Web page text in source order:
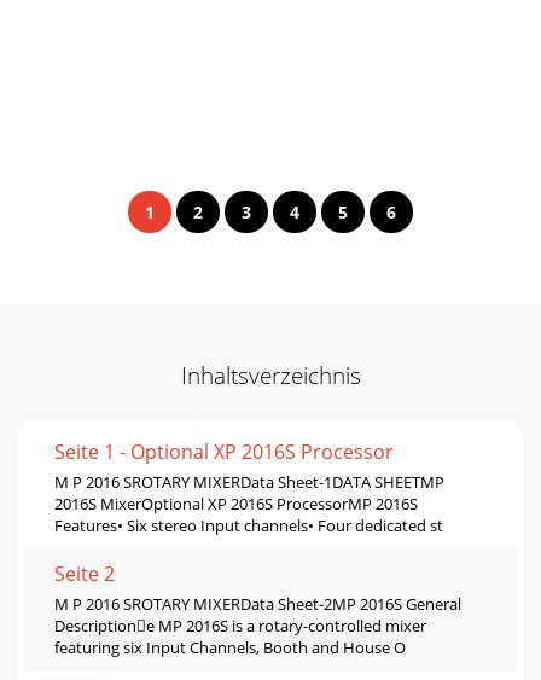
1 2 3 4 5 6
Inhaltsverzeichnis
Seite 1 - Optional XP 2016S Processor
M P 2016 SROTARY MIXERData Sheet-1DATA SHEETMP
2016S MixerOptional XP 2016S ProcessorMP 2016S
Features• Six stereo Input channels• Four dedicated st
Seite 2
M P 2016 SROTARY MIXERData Sheet-2MP 2016S General
Descriptione MP 2016S is a rotary-controlled mixer
featuring six Input Channels, Booth and House O